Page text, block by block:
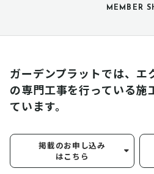
MEMBER
ガーデンプラットでは、エ
の専門工事を行っている施
ています。
掲載のお申し込み
はこちら